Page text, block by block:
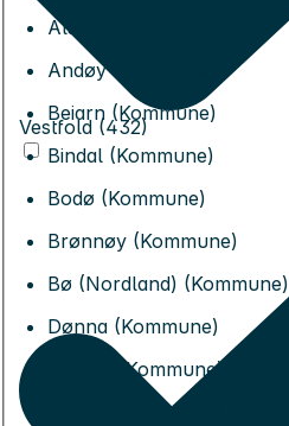
Alstahaug (Kommune)
Andøy (Kommune)
Beiarn (Kommune)
Bindal (Kommune)
Bodø (Kommune)
Brønnøy (Kommune)
Bø (Nordland) (Kommune)
Dønna (Kommune)
Evenes (Kommune)
Fauske (Kommune)
Vestfold (432)